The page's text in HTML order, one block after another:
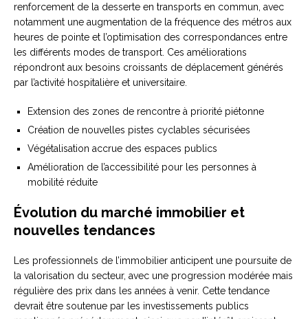
renforcement de la desserte en transports en commun, avec
notamment une augmentation de la fréquence des métros aux
heures de pointe et l’optimisation des correspondances entre
les différents modes de transport. Ces améliorations
répondront aux besoins croissants de déplacement générés
par l’activité hospitalière et universitaire.
Extension des zones de rencontre à priorité piétonne
Création de nouvelles pistes cyclables sécurisées
Végétalisation accrue des espaces publics
Amélioration de l’accessibilité pour les personnes à
mobilité réduite
Évolution du marché immobilier et
nouvelles tendances
Les professionnels de l’immobilier anticipent une poursuite de
la valorisation du secteur, avec une progression modérée mais
régulière des prix dans les années à venir. Cette tendance
devrait être soutenue par les investissements publics